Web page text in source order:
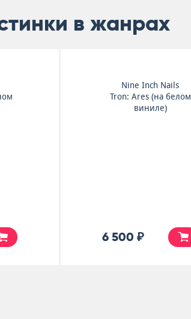
в жанрах
Nine Inch Nails
Tron: Ares (на белом
виниле)
6 500 ₽